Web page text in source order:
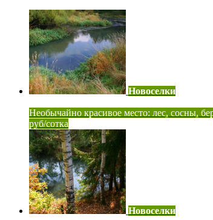
Новоселки
Необычайно красивое место: лес, сосны,
руб/сотка
Новоселки